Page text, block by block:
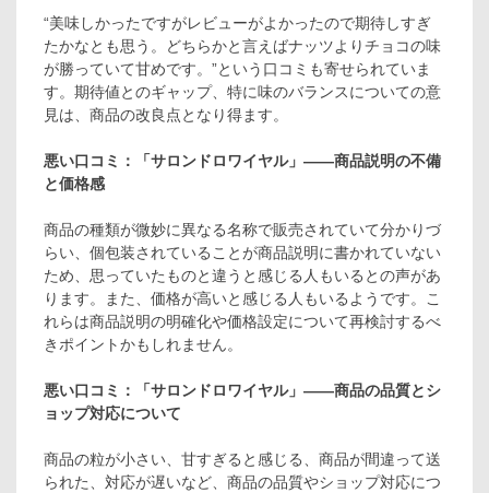
“美味しかったですがレビューがよかったので期待しすぎ
たかなとも思う。どちらかと言えばナッツよりチョコの味
が勝っていて甘めです。”という口コミも寄せられていま
す。期待値とのギャップ、特に味のバランスについての意
見は、商品の改良点となり得ます。
悪い口コミ：「サロンドロワイヤル」――商品説明の不備
と価格感
商品の種類が微妙に異なる名称で販売されていて分かりづ
らい、個包装されていることが商品説明に書かれていない
ため、思っていたものと違うと感じる人もいるとの声があ
ります。また、価格が高いと感じる人もいるようです。こ
れらは商品説明の明確化や価格設定について再検討するべ
きポイントかもしれません。
悪い口コミ：「サロンドロワイヤル」――商品の品質とシ
ョップ対応について
商品の粒が小さい、甘すぎると感じる、商品が間違って送
られた、対応が遅いなど、商品の品質やショップ対応につ